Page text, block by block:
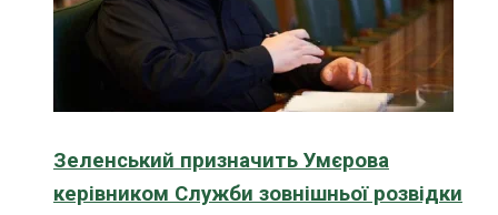
Зеленський призначить Умєрова
керівником Служби зовнішньої розвідки